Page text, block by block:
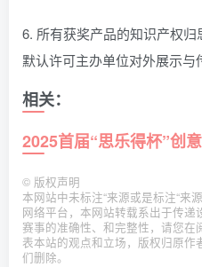
6. 所有获奖产品的知识产权
默认许可主办单位对外展示与
相关：
2025首届“思乐得杯”创
© 版权声明
本网站中未标注“来源或是标注“来
网络平台，本网站转载系出于传
赛事的准确性、和完整性，请您
表本站的观点和立场，版权归原
们删除。